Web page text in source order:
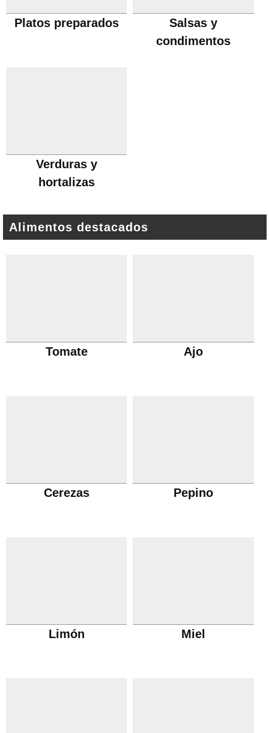
Platos preparados
Salsas y
condimentos
Verduras y
hortalizas
Alimentos destacados
Tomate Ajo
Cerezas Pepino
Limón Miel